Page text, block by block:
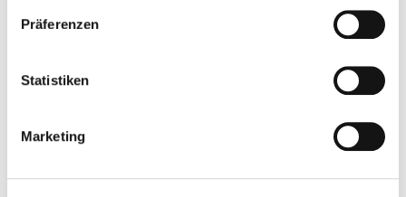
übermitteln, so gilt Ihre Einwilligung auch hierfür. Es
besteht das Risiko, dass Ihre derart übermittelten Daten
Kontroll- und Überwachungszwecken unterliegen und
dagegen keine wirksamen Rechtsbehelfe zur Verfügung
Präferenzen
Statistiken
Marketing
Vom 1. Juli bis 12. September
Orte sammeln und gewinnen!